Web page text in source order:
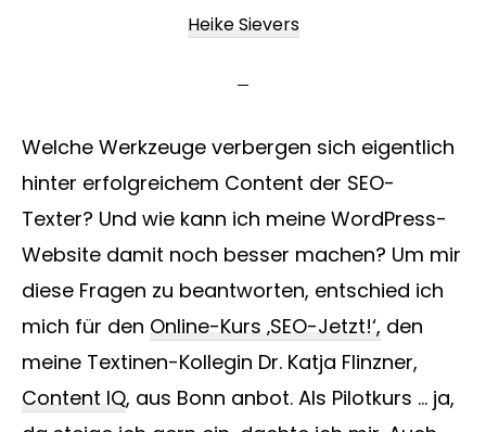
Heike Sievers
Welche Werkzeuge verbergen sich eigentlich
hinter erfolgreichem Content der SEO-
Texter? Und wie kann ich meine WordPress-
Website damit noch besser machen? Um mir
diese Fragen zu beantworten, entschied ich
mich für den Online-Kurs ‚SEO-Jetzt!‘, den
meine Textinen-Kollegin Dr. Katja Flinzner,
Content IQ, aus Bonn anbot. Als Pilotkurs … ja,